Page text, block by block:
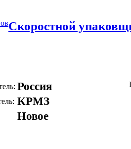
Скоростной
Россия
КРМЗ
Новое